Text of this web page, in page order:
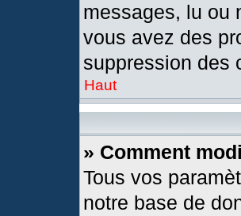
messages, lu ou
vous avez des
suppression des
Haut
» Comment
Tous vos
notre base de